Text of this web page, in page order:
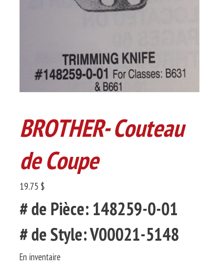
BROTHER- Couteau
de Coupe
19.75 $
# de Pièce: 148259-0-01
# de Style: V00021-5148
En inventaire